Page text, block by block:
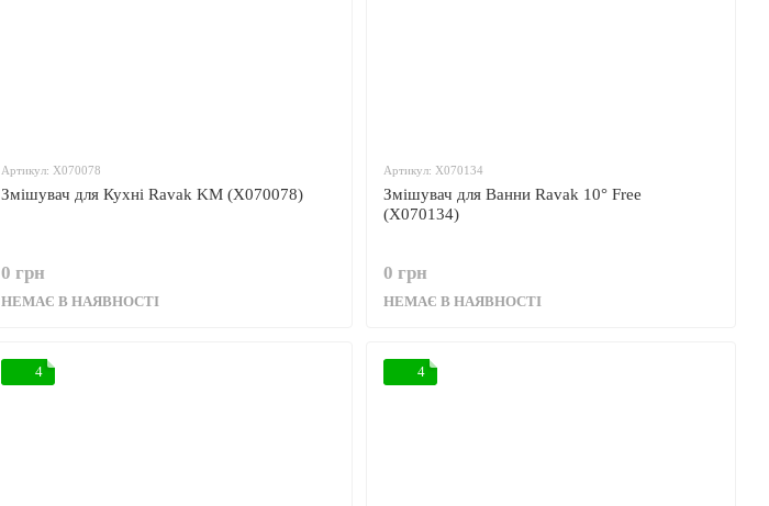
Артикул: X070078
Змішувач для Кухні Ravak KM (X070078)
0 грн
НЕМАЄ В НАЯВНОСТІ
Артикул: X070134
Змішувач для Ванни Ravak 10° Free
(X070134)
0 грн
НЕМАЄ В НАЯВНОСТІ
4 4